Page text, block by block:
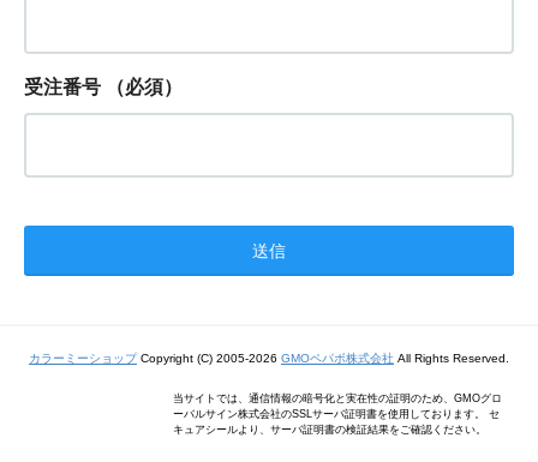
受注番号 （必須）
カラーミーショップCopyright (C) 2005-2026 GMOペパボ株式会社 All Rights Reserved.
当サイトでは、通信情報の暗号化と実在性の証明のため、GMOグロ
ーバルサイン株式会社のSSLサーバ証明書を使用しております。 セ
キュアシールより、サーバ証明書の検証結果をご確認ください。